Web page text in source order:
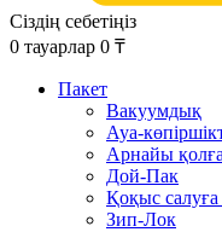
Сіздің себетіңіз
0 тауарлар 0 ₸
Пакет
Вакуумдық
Ауа-
Арнайы қолға
Дой-Пак
Қоқыс салуға
Зип-Лок